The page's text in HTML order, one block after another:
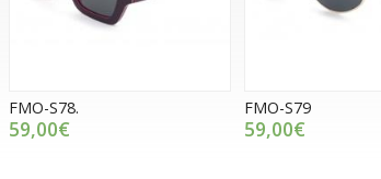
FMO-S78.
59,00€
FMO-S79
59,00€